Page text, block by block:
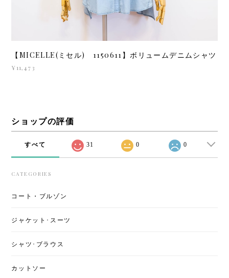
【MICELLE(ミセル) 1150611】ボリュームデニムシャツ
¥11,473
ショップの評価
すべて 31 0 0
CATEGORIES
コート・ブルゾン
ジャケット･スーツ
シャツ･ブラウス
カットソー